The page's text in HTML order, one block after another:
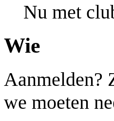
Nu met
Wie
Aanmelden?
we moeten